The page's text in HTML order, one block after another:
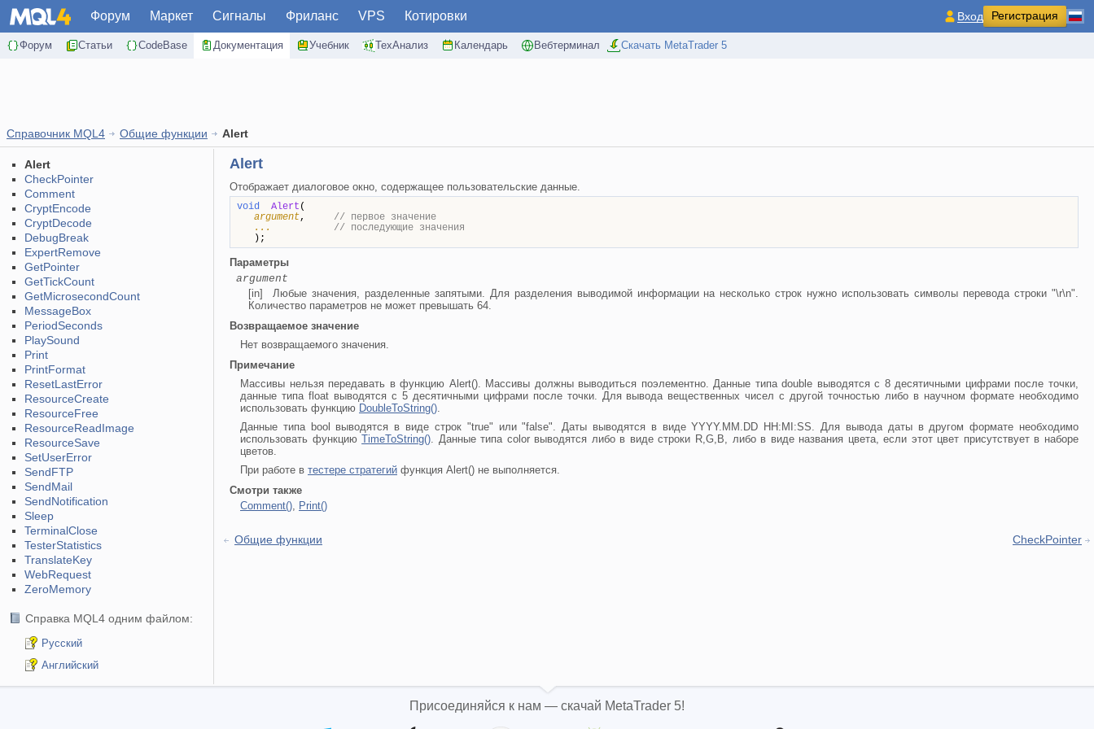
Форум Маркет Сигналы Фриланс VPS Котировки
Форум Статьи CodeBase Документация Учебник ТехАнализ Календарь Вебтерминал Скачать MetaTrader 5
Вход Регистрация
Справочник MQL4 Общие функции Alert
Alert
CheckPointer
Comment
CryptEncode
CryptDecode
DebugBreak
ExpertRemove
GetPointer
GetTickCount
GetMicrosecondCount
MessageBox
PeriodSeconds
PlaySound
Print
PrintFormat
ResetLastError
ResourceCreate
ResourceFree
ResourceReadImage
ResourceSave
SetUserError
SendFTP
SendMail
SendNotification
Sleep
TerminalClose
TesterStatistics
TranslateKey
WebRequest
ZeroMemory
Справка MQL4 одним файлом:
Русский
Английский
Alert
Отображает диалоговое окно, содержащее пользовательские данные.
void Alert (
argument, // первое значение
...
// последующие значения
);
Параметры
argument
[in] Любые значения, разделенные запятыми. Для разделения выводимой информации на несколько строк нужно использовать символы перевода строки "\r\n".
Количество параметров не может превышать 64.
Возвращаемое значение
Нет возвращаемого значения.
Примечание
Массивы нельзя передавать в функцию Alert(). Массивы должны выводиться поэлементно. Данные типа double выводятся с 8 десятичными цифрами после точки,
данные типа float выводятся с 5 десятичными цифрами после точки. Для вывода вещественных чисел с другой точностью либо в научном формате необходимо
использовать функцию DoubleToString().
Данные типа bool выводятся в виде строк "true" или "false". Даты выводятся в виде YYYY.MM.DD HH:MI:SS. Для вывода даты в другом формате необходимо
использовать функциюTimeToString(). Данные типа color выводятся либо в виде строки R,G,B, либо в виде названия цвета, если этот цвет присутствует в наборе
цветов.
При работе в тестере стратегий функция Alert() не выполняется.
Смотри также
Comment(), Print()
Общие функции CheckPointer
Присоединяйся к нам — скачай MetaTrader 5!